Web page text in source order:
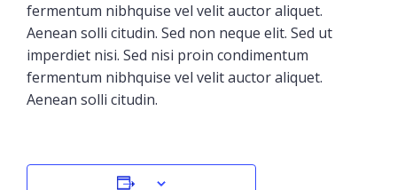
fermentum nibhquise vel velit auctor aliquet.
Aenean solli citudin. Sed non neque elit. Sed ut
imperdiet nisi. Sed nisi proin condimentum
fermentum nibhquise vel velit auctor aliquet.
Aenean solli citudin.